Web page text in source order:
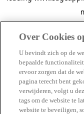
Over Cookies
U bevindt zich op de
bepaalde
ervoor zorgen dat de
pagina terecht bent
verwijderen, volgt u
tags om de website te
website te beveiligen,